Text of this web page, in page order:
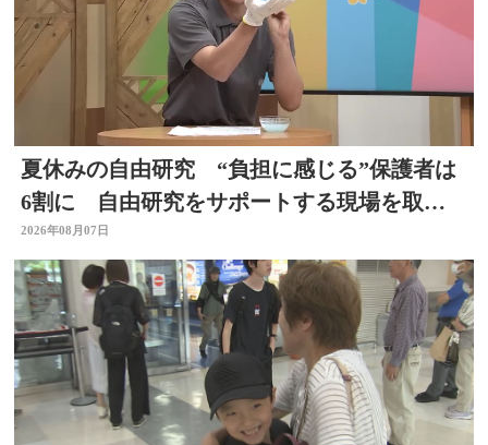
夏休みの自由研究 “負担に感じる”保護者は
6割に 自由研究をサポートする現場を取
材 スタジオで「割れないシャボン玉」づく
りも
2026年08月07日